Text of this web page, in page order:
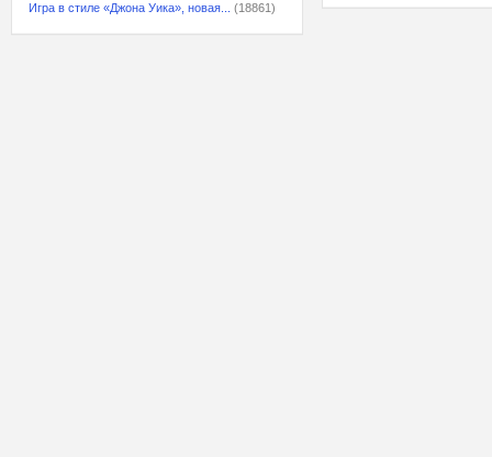
Игра в стиле «Джона Уика», новая...
(18861)